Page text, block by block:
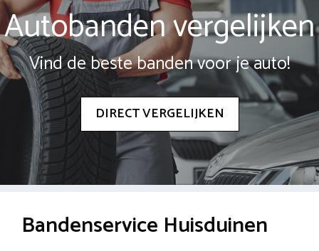
Autobanden vergelijken
Vind de beste banden voor je auto!
DIRECT VERGELIJKEN
Bandenservice Huisduinen